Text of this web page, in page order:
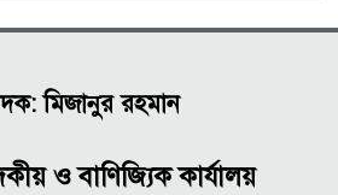
মিজানুর রহমান
ও বাণিজ্যিক কার্যালয়